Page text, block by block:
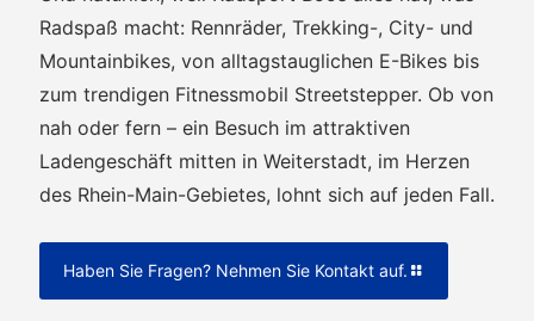
Radspaß macht: Rennräder, Trekking-, City- und
Mountainbikes, von alltagstauglichen E-Bikes bis
zum trendigen Fitnessmobil Streetstepper. Ob von
nah oder fern – ein Besuch im attraktiven
Ladengeschäft mitten in Weiterstadt, im Herzen
des Rhein-Main-Gebietes, lohnt sich auf jeden Fall.
Haben Sie Fragen? Nehmen Sie Kontakt auf.